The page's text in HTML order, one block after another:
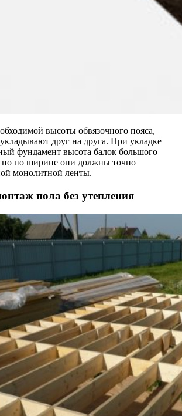
высоты обвязочного пояса,
укладывают друг на друга. При укладке
фундамент высота балок большого
но по ширине они должны точно
монолитной ленты.
пола без утепления